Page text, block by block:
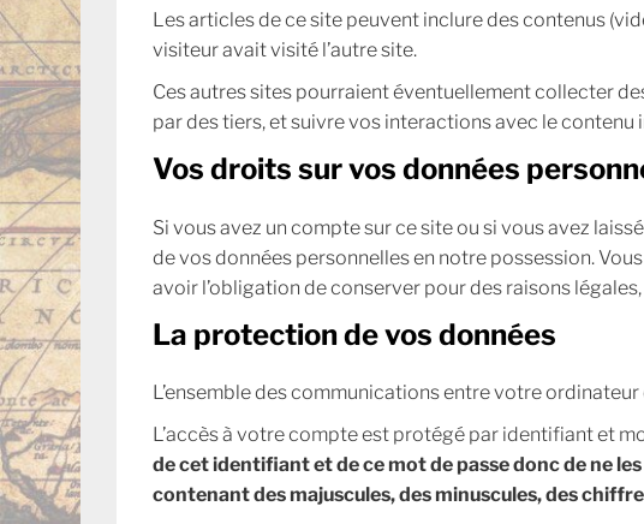
Les articles de ce site peuvent inclure des contenus
visiteur avait visité l’autre site.
Ces autres sites pourraient éventuellement collecter
par des tiers, et suivre vos interactions avec le
Vos droits sur vos données
Si vous avez un compte sur ce site ou si vous avez
de vos données personnelles en notre possession.
avoir l’obligation de conserver pour des raisons
La protection de vos données
L’ensemble des communications entre votre
L’accès à votre compte est protégé par identifiant et
de cet identifiant et de ce mot de passe donc de ne
contenant des majuscules, des minuscules, des